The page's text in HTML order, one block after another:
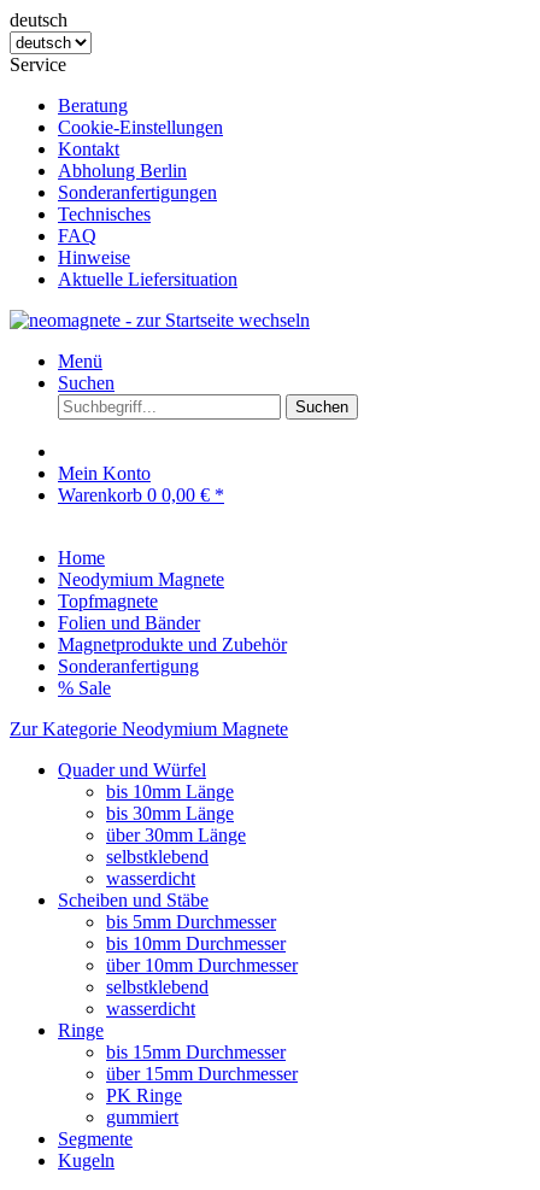
deutsch
Service
Beratung
Cookie-Einstellungen
Kontakt
Abholung Berlin
Sonderanfertigungen
Technisches
FAQ
Hinweise
Aktuelle Liefersituation
Menü
Suchen
Suchen
Mein Konto
Warenkorb 0 0,00 € *
Home
Neodymium Magnete
Topfmagnete
Folien und Bänder
Magnetprodukte und Zubehör
Sonderanfertigung
% Sale
Zur Kategorie Neodymium Magnete
Quader und Würfel
bis 10mm Länge
bis 30mm Länge
über 30mm Länge
selbstklebend
wasserdicht
Scheiben und Stäbe
bis 5mm Durchmesser
bis 10mm Durchmesser
über 10mm Durchmesser
selbstklebend
wasserdicht
Ringe
bis 15mm Durchmesser
über 15mm Durchmesser
PK Ringe
gummiert
Segmente
Kugeln